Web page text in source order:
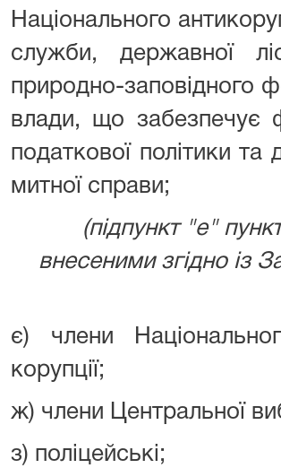
Національного
служби, державної
природно-заповідного
влади, що забезпечує
податкової політики
митної справи;
(підпункт "е"
внесеними згідно із
є) члени
корупції;
ж) члени Центральної
з) поліцейські;